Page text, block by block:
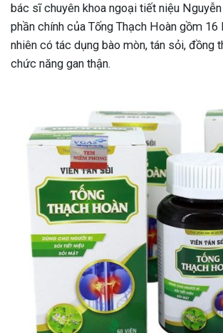
bác sĩ chuyên khoa ngoại tiết niệu Nguyễn
phần chính của Tống Thạch Hoàn gồm
nhiên có tác dụng bào mòn, tán sỏi, đồng
chức năng gan thận.